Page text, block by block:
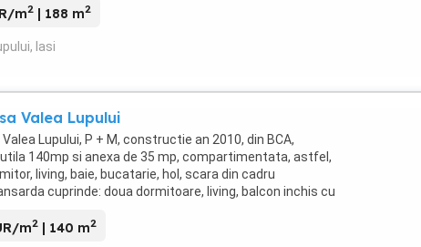
m2 | 188 m2
Iasi
Valea Lupului
Lupului, P + M, constructie an 2010, din BCA,
140mp si anexa de 35 mp, compartimentata, astfel,
living, baie, bucatarie, hol, scara din cadru
cuprinde: doua dormitoare, living, balcon inchis cu
m2 | 140 m2